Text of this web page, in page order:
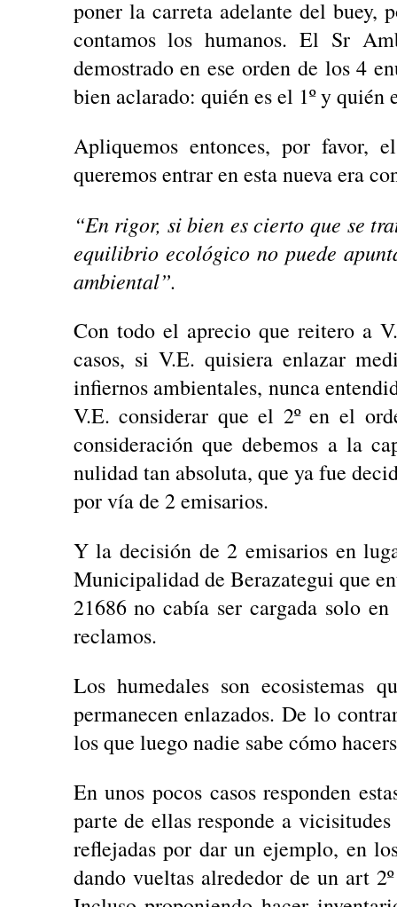
poner la carreta adelante del buey,
contamos los humanos. El Sr
demostrado en ese orden de los 4
bien aclarado: quién es el 1º y quién
Apliquemos entonces, por favor,
queremos entrar en esta nueva era
“En rigor, si bien es cierto que se
equilibrio ecológico no puede
ambiental”.
Con todo el aprecio que reitero a
casos, si V.E. quisiera enlazar
infiernos ambientales, nunca
V.E. considerar que el 2º en el
consideración que debemos a la
nulidad tan absoluta, que ya fue
por vía de 2 emisarios.
Y la decisión de 2 emisarios en
Municipalidad de Berazategui que
21686 no cabía ser cargada solo
reclamos.
Los humedales son ecosistemas
permanecen enlazados. De lo
los que luego nadie sabe cómo
En unos pocos casos responden
parte de ellas responde a
reflejadas por dar un ejemplo, en
dando vueltas alrededor de un art